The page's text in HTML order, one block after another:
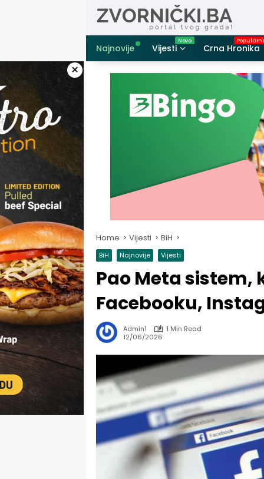
Najnovije
Vijesti Crna Hronika
×
Home Vijesti BiH
BiH Najnovije Vijesti
Pao Meta sistem,
Facebooku,
Admin1
1 Min Read
12/06/2026